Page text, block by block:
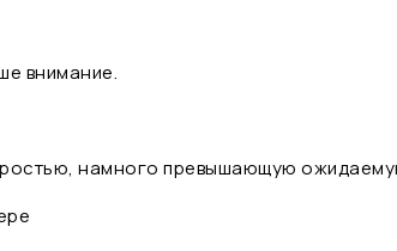
внимание.
намного превышающую